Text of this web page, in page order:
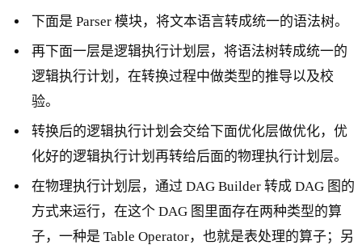
下面是 Parser 模块，将文本语言转成统一的语法树。
再下面一层是逻辑执行计划层，将语法树转成统一的
逻辑执行计划，在转换过程中做类型的推导以及校
验。
转换后的逻辑执行计划会交给下面优化层做优化，优
化好的逻辑执行计划再转给后面的物理执行计划层。
在物理执行计划层，通过 DAG Builder 转成 DAG 图的
方式来运行，在这个 DAG 图里面存在两种类型的算
子，一种是 Table Operator，也就是表处理的算子；另